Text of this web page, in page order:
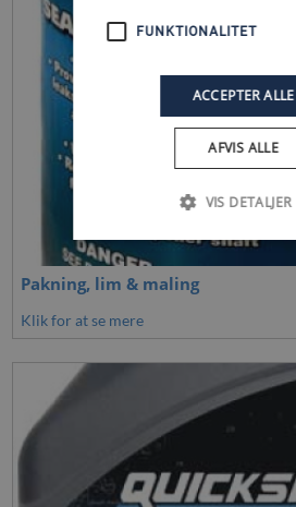
Pakning, lim & maling
Klik for at se mere
FUNKTIONALITET
ACCEPTER ALLE
AFVIS ALLE
VIS DETALJER